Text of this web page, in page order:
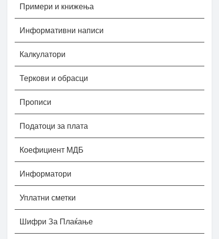
Примери и книжења
Информативни написи
Калкулатори
Теркови и обрасци
Прописи
Податоци за плата
Коефициент МДБ
Информатори
Уплатни сметки
Шифри За Плаќање